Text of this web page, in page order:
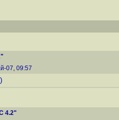
07, 09:57
4.2"